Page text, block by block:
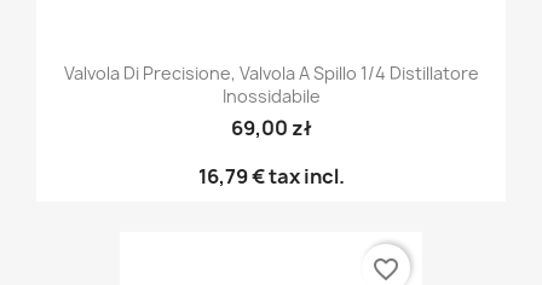
Valvola Di Precisione, Valvola A Spillo 1/4 Distillatore
Inossidabile
69,00 zł
16,79 €tax incl.
favorite_border